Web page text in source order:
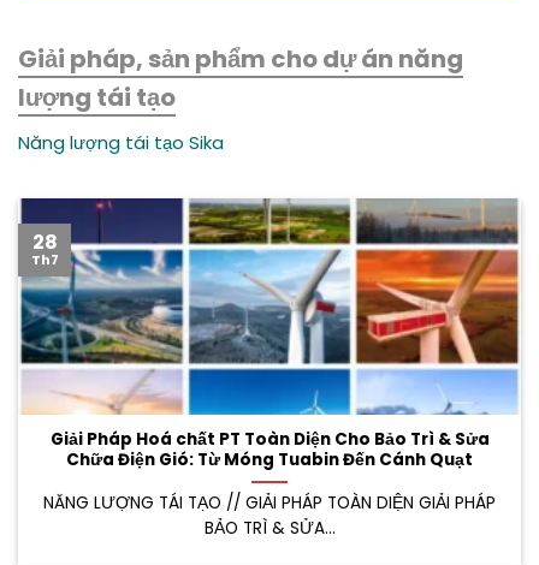
Giải pháp, sản phẩm cho dự án năng
lượng tái tạo
Năng lượng tái tạo Sika
Giải Pháp Hoá chất PT Toàn Diện Cho Bảo Trì & Sửa
Chữa Điện Gió: Từ Móng Tuabin Đến Cánh Quạt
NĂNG LƯỢNG TÁI TẠO // GIẢI PHÁP TOÀN DIỆN GIẢI PHÁP
BẢO TRÌ & SỬA...
28
Th7